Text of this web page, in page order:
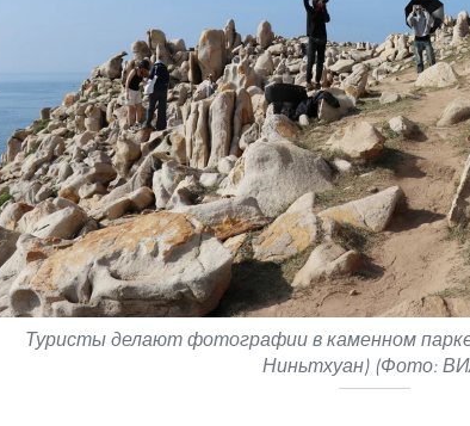
Туристы делают фотографии в каменном
Ниньтхуан) (Фото: